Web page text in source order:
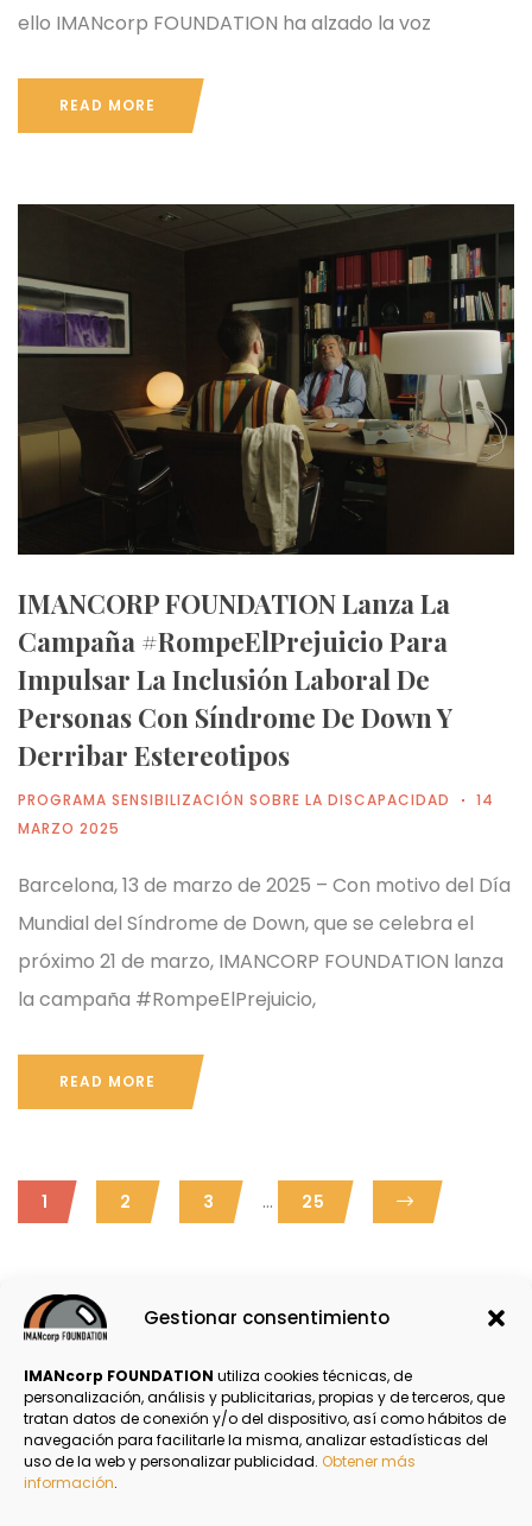
Gestionar consentimiento
IMANcorp FOUNDATION utiliza cookies técnicas, de
personalización, análisis y publicitarias, propias y de terceros, que
tratan datos de conexión y/o del dispositivo, así como hábitos de
navegación para facilitarle la misma, analizar estadísticas del
uso de la web y personalizar publicidad. Obtener más
información.
ello IMANcorp FOUNDATION ha alzado la voz
READ MORE
IMANCORP FOUNDATION Lanza La
Campaña #RompeElPrejuicio Para
Impulsar La Inclusión Laboral De
Personas Con Síndrome De Down Y
Derribar Estereotipos
PROGRAMA SENSIBILIZACIÓN SOBRE LA DISCAPACIDAD
14
MARZO 2025
Barcelona, 13 de marzo de 2025 – Con motivo del Día
Mundial del Síndrome de Down, que se celebra el
próximo 21 de marzo, IMANCORP FOUNDATION lanza
la campaña #RompeElPrejuicio,
READ MORE
1 2 3 ... 25
Email
LinkedIn
Compartir
Política de Privacidad